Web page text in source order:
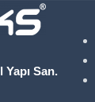
San.